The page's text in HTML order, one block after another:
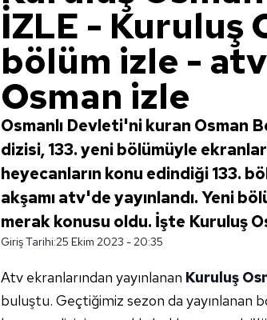
İZLE - Kuruluş
bölüm izle -
Osman izle
Osmanlı Devleti'ni kuran Osman
dizisi, 133. yeni bölümüyle
heyecanların konu edindiği 133.
akşamı atv'de yayınlandı. Yeni
merak konusu oldu. İşte Kuruluş
Giriş Tarihi:25 Ekim 2023 - 20:35
Atv ekranlarından yayınlanan Kuruluş
buluştu. Geçtiğimiz sezon da yayınlanan